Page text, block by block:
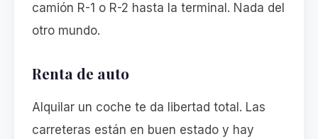
camión R-1 o R-2 hasta la terminal. Nada del
otro mundo.
Renta de auto
Alquilar un coche te da libertad total. Las
carreteras están en buen estado y hay